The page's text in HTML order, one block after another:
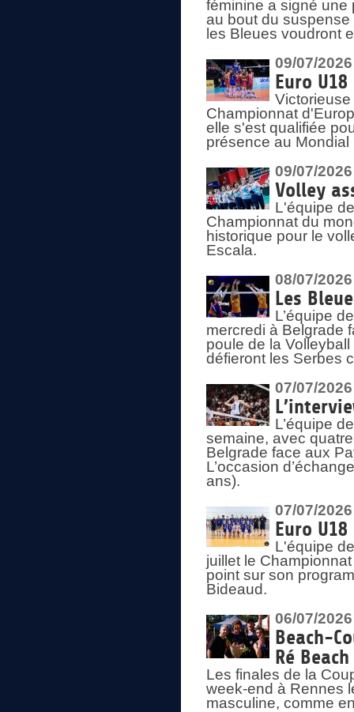
féminine a signé une
au bout du
les Bleues voudront
09/07/2026
Euro
Championnat
elle s'est qualifiée
présence au
09/07/2026
Volley
L'équipe
Championnat du
historique pour le
Escala.
08/07/2026
Les
L’équipe
mercredi à Belgrade
poule de la
défieront les Serbes
07/07/2026
L’équipe
semaine, avec
Belgrade face aux
L’occasion
ans).
07/07/2026
Euro
L'équipe
juillet le
point sur son
Bideaud.
06/07/2026
Beach-
Ré
Les finales de la
week-end à Rennes
masculine, comme